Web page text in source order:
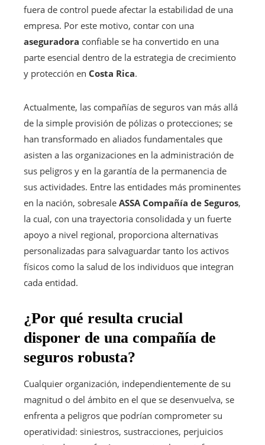
fuera de control puede afectar la estabilidad de una
empresa. Por este motivo, contar con una
aseguradora confiable se ha convertido en una
parte esencial dentro de la estrategia de crecimiento
y protección en Costa Rica.
Actualmente, las compañías de seguros van más allá
de la simple provisión de pólizas o protecciones; se
han transformado en aliados fundamentales que
asisten a las organizaciones en la administración de
sus peligros y en la garantía de la permanencia de
sus actividades. Entre las entidades más prominentes
en la nación, sobresale ASSA Compañía de Seguros,
la cual, con una trayectoria consolidada y un fuerte
apoyo a nivel regional, proporciona alternativas
personalizadas para salvaguardar tanto los activos
físicos como la salud de los individuos que integran
cada entidad.
¿Por qué resulta crucial
disponer de una compañía de
seguros robusta?
Cualquier organización, independientemente de su
magnitud o del ámbito en el que se desenvuelva, se
enfrenta a peligros que podrían comprometer su
operatividad: siniestros, sustracciones, perjuicios